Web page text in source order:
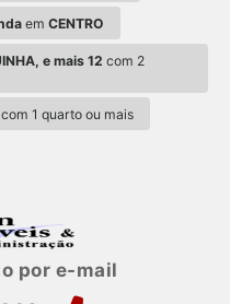
em CENTRO
e mais 12 com 2
1 quarto ou mais
por e-mail